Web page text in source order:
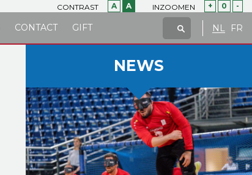
CONTRAST A A INZOOMEN + 0 -
NL FR
CONTACT GIFT
NEWS